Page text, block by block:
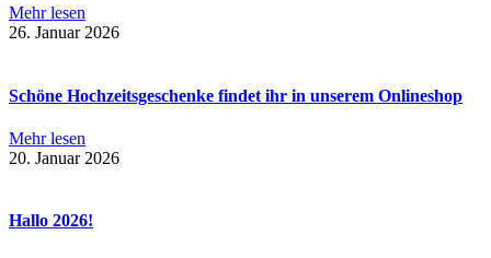
Mehr lesen
26. Januar 2026
Schöne Hochzeitsgeschenke findet ihr in unserem Onlineshop
Mehr lesen
20. Januar 2026
Hallo 2026!